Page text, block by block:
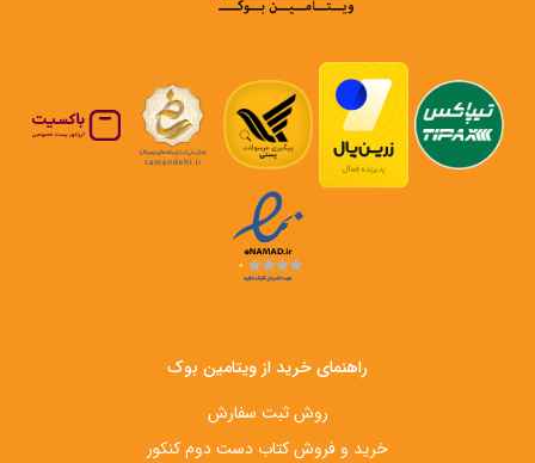
راهنمای خرید از ویتامین بوک
روش ثبت سفارش
خرید و فروش کتاب دست‌ دوم کنکور